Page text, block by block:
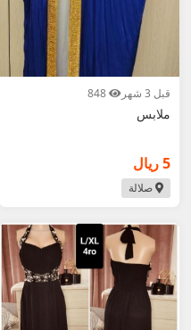
قبل 3 شهر
ملابس
5 ريال
صلالة